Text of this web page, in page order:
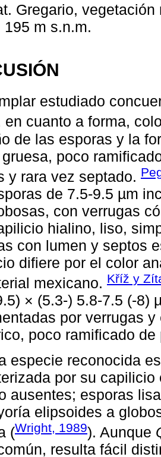
Gregario,
195 m s.n.m.
estudiado
en cuanto a forma,
de las esporas y la
poco
y rara vez septado.
de 7.5-9.5 µm
con verrugas
hialino, liso,
con lumen y septos
difiere por el color
mexicano. Kříž y
× (5.3-) 5.8-7.5 (-8)
por verrugas
poco ramificado de
especie reconocida
por su
ausentes; esporas
elipsoides a
(Wright, 1989). Aunque
resulta fácil